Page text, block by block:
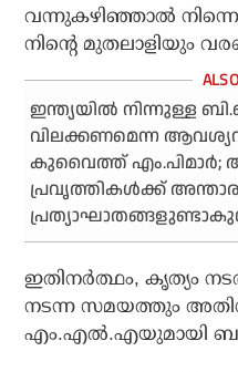
വന്നുകഴിഞ്ഞാല്‍
നിന്റെ മുതലാളിയും
ഇന്ത്യയില്‍ നിന്നുള്ള
വിലക്കണമെന്ന
കുവൈത്ത് എം.പിമാര്‍;
പ്രവൃത്തികള്‍ക്ക്
ഇതിനര്‍ത്ഥം, കൃത്യം
നടന്ന സമയത്തും
എം.എല്‍.എയുമായി